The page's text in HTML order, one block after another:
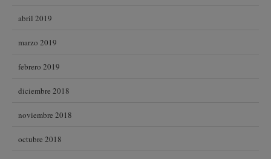
abril 2019
marzo 2019
febrero 2019
diciembre 2018
noviembre 2018
octubre 2018